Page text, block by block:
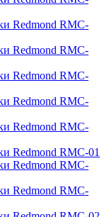
Redmond RMC-
Redmond RMC-
Redmond RMC-
Redmond RMC-
Redmond RMC-
Redmond RMC-01
Redmond RMC-
Redmond RMC-